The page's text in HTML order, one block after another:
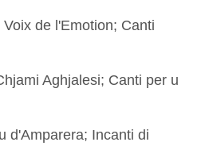
Voix de l'Emotion; Canti
Aghjalesi; Canti per u
d'Amparera; Incanti di